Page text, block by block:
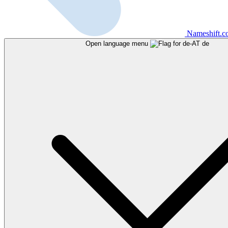
Open language menu de